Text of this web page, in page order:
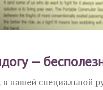
—
в нашей специальной
убийцы